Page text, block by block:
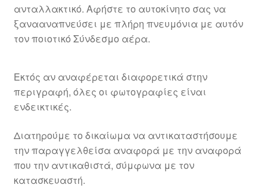
ανταλλακτικό. Αφήστε το αυτοκίνητο σας να
ξανααναπνεύσει με πλήρη πνευμόνια με αυτόν
τον ποιοτικό Σύνδεσμο αέρα.
Εκτός αν αναφέρεται διαφορετικά στην
περιγραφή, όλες οι φωτογραφίες είναι
ενδεικτικές.
Διατηρούμε το δικαίωμα να αντικαταστήσουμε
την παραγγελθείσα αναφορά με την αναφορά
που την αντικαθιστά, σύμφωνα με τον
κατασκευαστή.